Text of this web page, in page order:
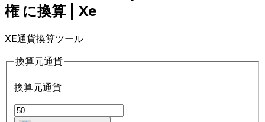
権 に換算 | Xe
XE通貨換算ツール
換算元通貨
換算元通貨